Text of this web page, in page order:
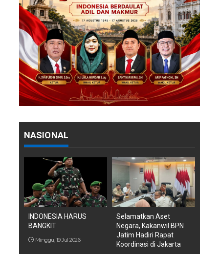
NASIONAL
INDONESIA HARUS
BANGKIT
Minggu, 19 Jul 2026
Selamatkan Aset
Negara, Kakanwil BPN
Jatim Hadiri Rapat
Koordinasi di Jakarta